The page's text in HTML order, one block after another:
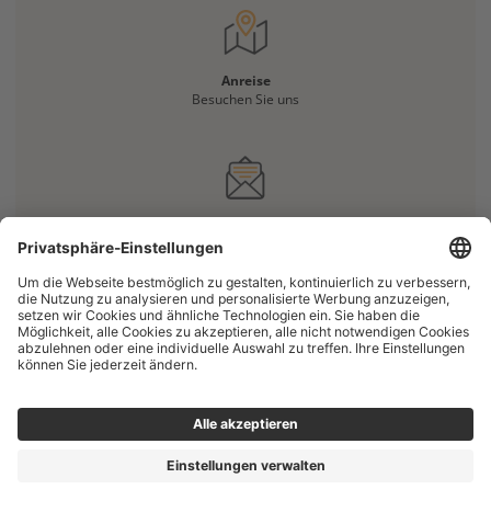
Anreise
Besuchen Sie uns
Kontaktieren Sie uns
DATENSCHUTZERKLÄRUNG
COOKIE-EINSTELLUNGEN
COPYRIGHT © 2026